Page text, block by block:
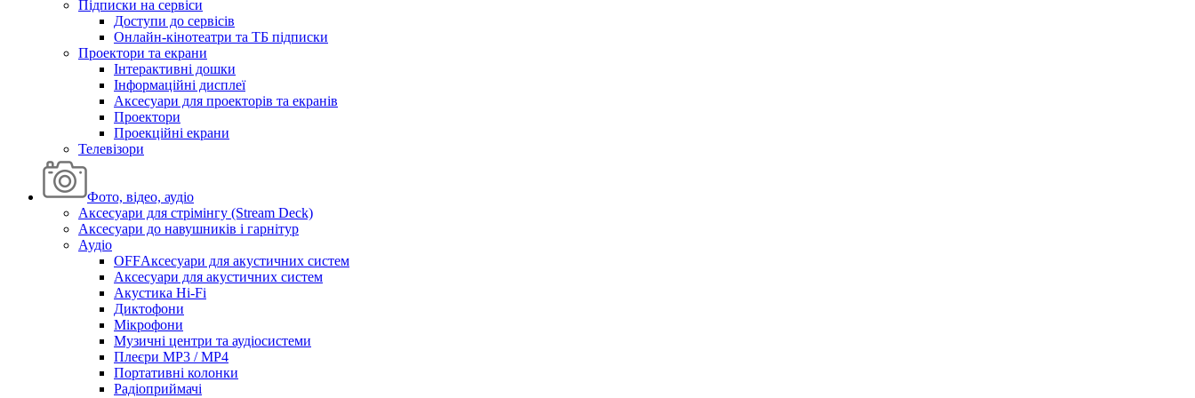
Підписки на сервіси
Доступи до сервісів
Онлайн-кінотеатри та ТБ підписки
Проектори та екрани
Інтерактивні дошки
Інформаційні дисплеї
Аксесуари для проекторів та екранів
Проектори
Проекційні екрани
Телевізори
Фото, відео, аудіо
Аксесуари для стрімінгу (Stream Deck)
Аксесуари до навушників і гарнітур
Аудіо
OFFАксесуари для акустичних систем
Аксесуари для акустичних систем
Акустика Hi-Fi
Диктофони
Мікрофони
Музичні центри та аудіосистеми
Плеєри MP3 / MP4
Портативні колонки
Радіоприймачі